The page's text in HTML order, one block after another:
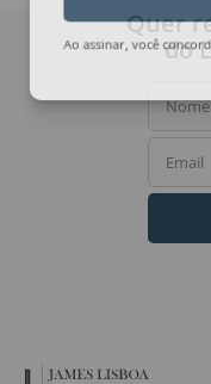
Ao assinar, você
Quer
do
Email